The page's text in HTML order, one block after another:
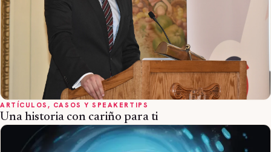
ARTÍCULOS, CASOS Y SPEAKERTIPS
Una historia con cariño para ti